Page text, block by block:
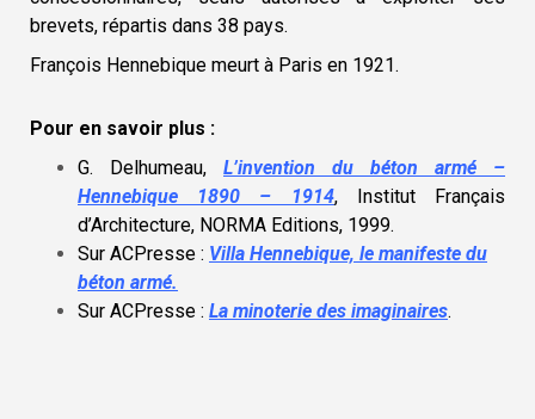
brevets, répartis dans 38 pays.
François Hennebique meurt à Paris en 1921.
Pour en savoir plus :
G. Delhumeau, L’invention du béton armé –
Hennebique 1890 – 1914, Institut Français
d’Architecture, NORMA Editions, 1999.
Sur ACPresse : Villa Hennebique, le manifeste du
béton armé.
Sur ACPresse : La minoterie des imaginaires.